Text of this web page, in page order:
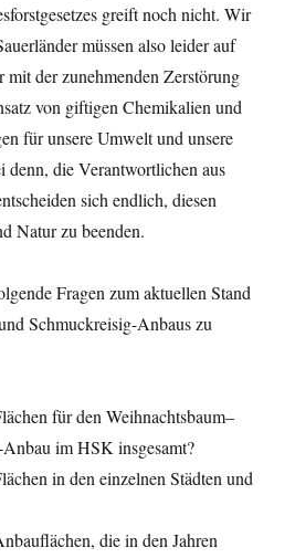
greift noch nicht. Wir
müssen also leider auf
mit der zunehmenden Zerstörung
von giftigen Chemikalien und
für unsere Umwelt und unsere
denn, die Verantwortlichen aus
sich endlich, diesen
Natur zu beenden.
Fragen zum aktuellen Stand
Schmuckreisig-Anbaus zu
für den Weihnachtsbaum–
im HSK insgesamt?
in den einzelnen Städten und
die in den Jahren